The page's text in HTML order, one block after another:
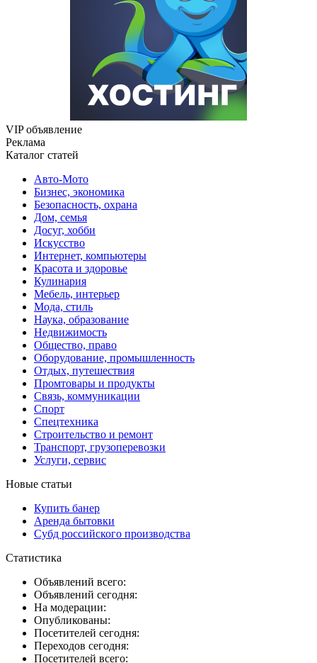
VIP объявление
Реклама
Каталог статей
Авто-Мото
Бизнес, экономика
Безопасность, охрана
Дом, семья
Досуг, хобби
Искусство
Интернет, компьютеры
Красота и здоровье
Кулинария
Мебель, интерьер
Мода, стиль
Наука, образование
Недвижимость
Общество, право
Оборудование, промышленность
Отдых, путешествия
Промтовары и продукты
Связь, коммуникации
Спорт
Спецтехника
Строительство и ремонт
Транспорт, грузоперевозки
Услуги, сервис
Новые статьи
Купить банер
Аренда бытовки
Субд российского производства
Статистика
Объявлений всего:
Объявлений сегодня:
На модерации:
Опубликованы:
Посетителей сегодня:
Переходов сегодня:
Посетителей всего: